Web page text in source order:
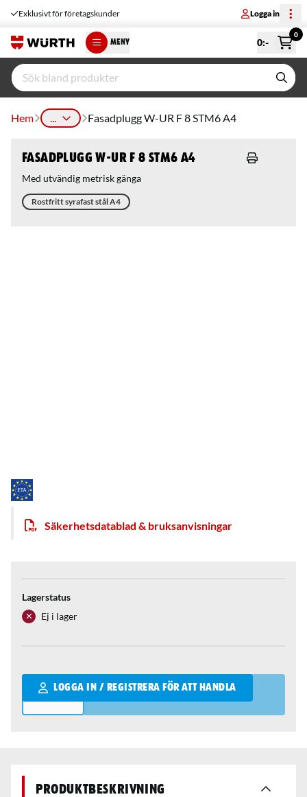
Exklusivt för företagskunder Logga in
MENY 0:-
0
Hem ... Fasadplugg W-UR F 8 STM6 A4
Fasadplugg W-UR F 8 STM6 A4
Med utvändig metrisk gänga
Rostfritt syrafast stål A4
Säkerhetsdatablad & bruksanvisningar
Lagerstatus
Ej i lager
LOGGA IN / REGISTRERA FÖR ATT HANDLA
Qantity
Produktbeskrivning